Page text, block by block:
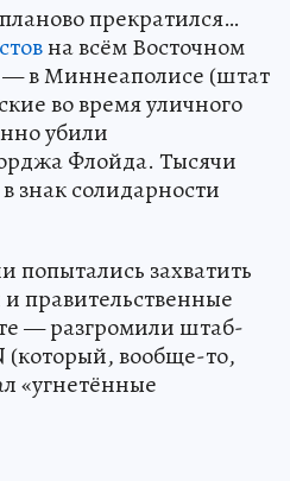
прекратился…
на всём Восточном
в Миннеаполисе (штат
во время уличного
убили
Флойда. Тысячи
знак солидарности
попытались захватить
правительственные
— разгромили штаб-
(который, вообще-то,
«угнетённые